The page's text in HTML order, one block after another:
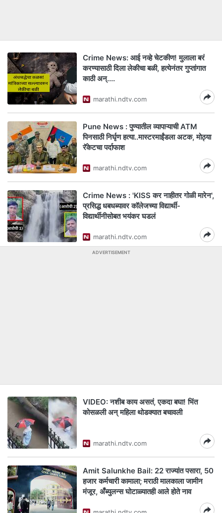
Crime News: आई नव्हे चेटकीण! मुलाला बरं
करण्यासाठी दिला लेकीचा बळी, हत्येनंतर गुप्तांगात
काठी अन्....
marathi.ndtv.com
Pune News : पुण्यातील व्यापाऱ्याची ATM
पिनसाठी निर्घृण हत्या..मास्टरमाईंडला अटक, मोठ्या
रॅकेटचा पर्दाफाश
marathi.ndtv.com
Crime News : 'KISS कर नाहीतर गोळी मारेन',
प्रसिद्ध धबधब्यावर कॉलेजच्या विद्यार्थी-
विद्यार्थीनीसोबत भयंकर घडलं
marathi.ndtv.com
ADVERTISEMENT
VIDEO: नशीब काय असतं, एकदा बघा! भिंत
कोसळली अन् महिला थोडक्यात बचावली
marathi.ndtv.com
Amit Salunkhe Bail: 22 राज्यांत पसारा, 50
हजार कर्मचारी कामाला; मराठी मालकाला जामीन
मंजूर, अँब्युलन्स घोटाळ्यातही आले होते नाव